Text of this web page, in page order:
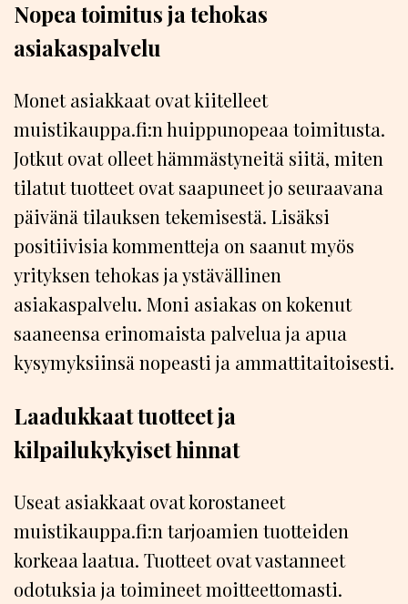
Nopea toimitus ja tehokas
asiakaspalvelu
Monet asiakkaat ovat kiitelleet
muistikauppa.fi:n huippunopeaa toimitusta.
Jotkut ovat olleet hämmästyneitä siitä, miten
tilatut tuotteet ovat saapuneet jo seuraavana
päivänä tilauksen tekemisestä. Lisäksi
positiivisia kommentteja on saanut myös
yrityksen tehokas ja ystävällinen
asiakaspalvelu. Moni asiakas on kokenut
saaneensa erinomaista palvelua ja apua
kysymyksiinsä nopeasti ja ammattitaitoisesti.
Laadukkaat tuotteet ja
kilpailukykyiset hinnat
Useat asiakkaat ovat korostaneet
muistikauppa.fi:n tarjoamien tuotteiden
korkeaa laatua. Tuotteet ovat vastanneet
odotuksia ja toimineet moitteettomasti.